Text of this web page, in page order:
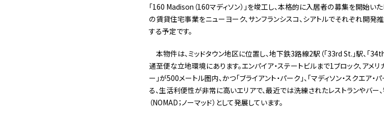
「160 Madison（160マディソン）」を竣工し、本格的に入居者の募集を開始い
の賃貸住宅事業をニューヨーク、サンフランシスコ、シアトルでそれぞれ開
する予定です。
本物件は、ミッドタウン地区に位置し、地下鉄3路線2駅（「33rd St.」駅、「
通至便な立地環境にあります。エンパイア・ステートビルまで1ブロック、アメリ
ー」が500メートル圏内、かつ「ブライアント・パーク」、「マディソン・スクエ
る、生活利便性が非常に高いエリアで、最近では洗練されたレストランやバ
（NOMAD；ノーマッド）として発展しています。